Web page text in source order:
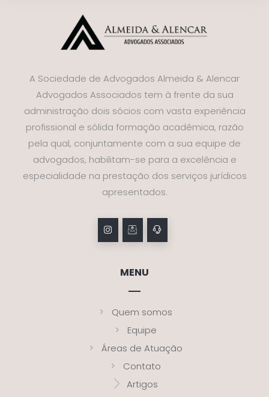
A Sociedade de Advogados Almeida & Alencar
Advogados Associados tem à frente da sua
administração dois sócios com vasta experiência
profissional e sólida formação acadêmica, razão
pela qual, conjuntamente com a sua equipe de
advogados, habilitam-se para a excelência e
especialidade na prestação dos serviços jurídicos
apresentados.
MENU
Quem somos
Equipe
Áreas de Atuação
Contato
Artigos